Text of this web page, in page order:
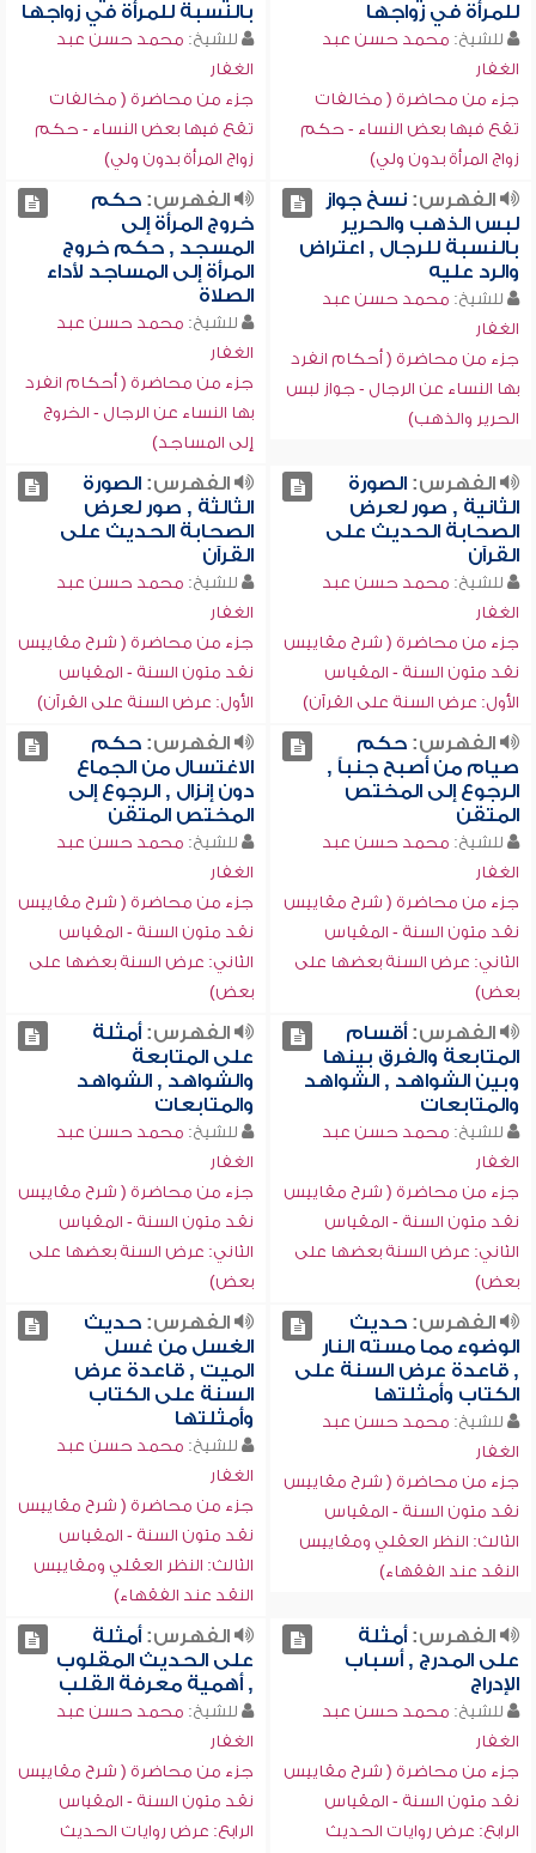
للمرأة في زواجها
للشيخ: محمد حسن عبد
الغفار
جزء من محاضرة ( مخالفات
تقع فيها بعض النساء - حكم
زواج المرأة بدون ولي)
بالنسبة للمرأة في زواجها
للشيخ: محمد حسن عبد
الغفار
جزء من محاضرة ( مخالفات
تقع فيها بعض النساء - حكم
زواج المرأة بدون ولي)
الفهرس:نسخ جواز
لبس الذهب والحرير
بالنسبة للرجال , اعتراض
والرد عليه
للشيخ: محمد حسن عبد
الغفار
جزء من محاضرة ( أحكام انفرد
بها النساء عن الرجال - جواز لبس
الحرير والذهب)
الفهرس:حكم
خروج المرأة إلى
المسجد , حكم خروج
المرأة إلى المساجد لأداء
الصلاة
للشيخ: محمد حسن عبد
الغفار
جزء من محاضرة ( أحكام انفرد
بها النساء عن الرجال - الخروج
إلى المساجد)
الفهرس:الصورة
الثانية , صور لعرض
الصحابة الحديث على
القرآن
للشيخ: محمد حسن عبد
الغفار
جزء من محاضرة ( شرح مقاييس
نقد متون السنة - المقياس
الأول: عرض السنة على القرآن)
الفهرس:الصورة
الثالثة , صور لعرض
الصحابة الحديث على
القرآن
للشيخ: محمد حسن عبد
الغفار
جزء من محاضرة ( شرح مقاييس
نقد متون السنة - المقياس
الأول: عرض السنة على القرآن)
الفهرس:حكم
صيام من أصبح جنباً ,
الرجوع إلى المختص
المتقن
للشيخ: محمد حسن عبد
الغفار
جزء من محاضرة ( شرح مقاييس
نقد متون السنة - المقياس
الثاني: عرض السنة بعضها على
بعض)
الفهرس:حكم
الاغتسال من الجماع
دون إنزال , الرجوع إلى
المختص المتقن
للشيخ: محمد حسن عبد
الغفار
جزء من محاضرة ( شرح مقاييس
نقد متون السنة - المقياس
الثاني: عرض السنة بعضها على
بعض)
الفهرس:أقسام
المتابعة والفرق بينها
وبين الشواهد , الشواهد
والمتابعات
للشيخ: محمد حسن عبد
الغفار
جزء من محاضرة ( شرح مقاييس
نقد متون السنة - المقياس
الثاني: عرض السنة بعضها على
بعض)
الفهرس:أمثلة
على المتابعة
والشواهد , الشواهد
والمتابعات
للشيخ: محمد حسن عبد
الغفار
جزء من محاضرة ( شرح مقاييس
نقد متون السنة - المقياس
الثاني: عرض السنة بعضها على
بعض)
الفهرس:حديث
الوضوء مما مسته النار
, قاعدة عرض السنة على
الكتاب وأمثلتها
للشيخ: محمد حسن عبد
الغفار
جزء من محاضرة ( شرح مقاييس
نقد متون السنة - المقياس
الثالث: النظر العقلي ومقاييس
النقد عند الفقهاء)
الفهرس:حديث
الغسل من غسل
الميت , قاعدة عرض
السنة على الكتاب
وأمثلتها
للشيخ: محمد حسن عبد
الغفار
جزء من محاضرة ( شرح مقاييس
نقد متون السنة - المقياس
الثالث: النظر العقلي ومقاييس
النقد عند الفقهاء)
الفهرس:أمثلة
على المدرج , أسباب
الإدراج
للشيخ: محمد حسن عبد
الغفار
جزء من محاضرة ( شرح مقاييس
نقد متون السنة - المقياس
الرابع: عرض روايات الحديث
الفهرس:أمثلة
على الحديث المقلوب
, أهمية معرفة القلب
للشيخ: محمد حسن عبد
الغفار
جزء من محاضرة ( شرح مقاييس
نقد متون السنة - المقياس
الرابع: عرض روايات الحديث